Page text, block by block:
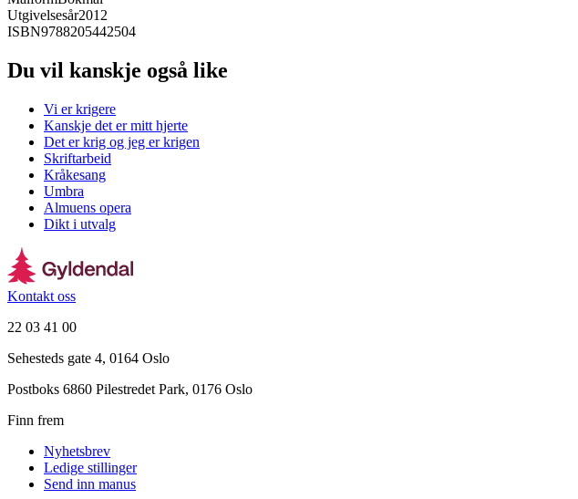
Utgivelsesår2012
ISBN9788205442504
Du vil kanskje også like
Vi er krigere
Kanskje det er mitt hjerte
Det er krig og jeg er krigen
Skriftarbeid
Kråkesang
Umbra
Almuens opera
Dikt i utvalg
Kontakt oss
22 03 41 00
Sehesteds gate 4, 0164 Oslo
Postboks 6860 Pilestredet Park, 0176 Oslo
Finn frem
Nyhetsbrev
Ledige stillinger
Send inn manus